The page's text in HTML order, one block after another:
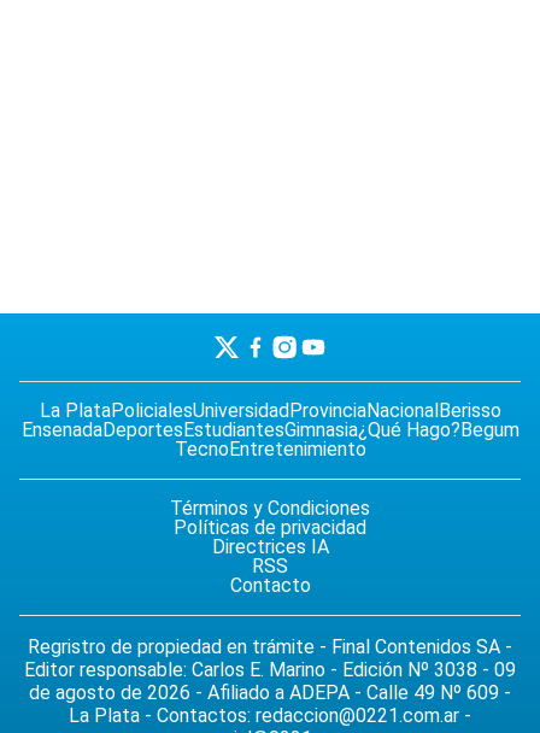
La PlataPolicialesUniversidad ProvinciaNacional Berisso
EnsenadaDeportes EstudiantesGimnasia¿Qué Hago? Begum
TecnoEntretenimiento
Términos y Condiciones
Políticas de privacidad
Directrices IA
RSS
Contacto
Regristro de propiedad en trámite - Final Contenidos SA -
Editor responsable: Carlos E. Marino - Edición Nº 3038 - 09
de agosto de 2026 - Afiliado a ADEPA - Calle 49 Nº 609 -
La Plata - Contactos: redaccion@0221.com.ar -